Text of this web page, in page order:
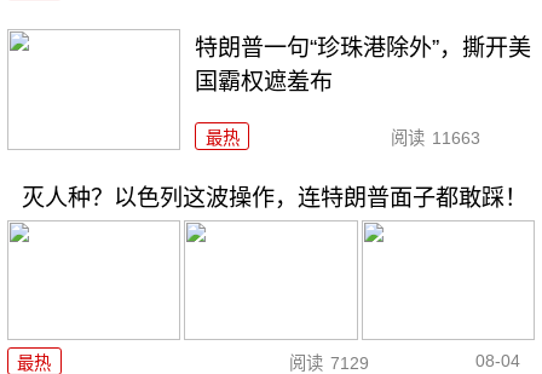
特朗普一句“珍珠港除外”，撕开美
国霸权遮羞布
最热 阅读 11663
灭人种？以色列这波操作，连特朗普面子都敢踩！
最热 阅读 7129 08-04